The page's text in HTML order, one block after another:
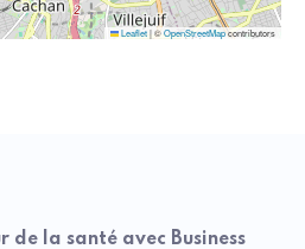
Leaflet|©OpenStreetMapcontributors
de la santé avec Business